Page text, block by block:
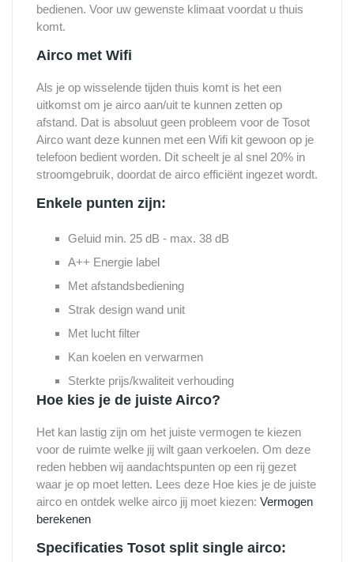
bedienen. Voor uw gewenste klimaat voordat u thuis
komt.
Airco met Wifi
Als je op wisselende tijden thuis komt is het een
uitkomst om je airco aan/uit te kunnen zetten op
afstand. Dat is absoluut geen probleem voor de Tosot
Airco want deze kunnen met een Wifi kit gewoon op je
telefoon bedient worden. Dit scheelt je al snel 20% in
stroomgebruik, doordat de airco efficiënt ingezet wordt.
Enkele punten zijn:
Geluid min. 25 dB - max. 38 dB
A++ Energie label
Met afstandsbediening
Strak design wand unit
Met lucht filter
Kan koelen en verwarmen
Sterkte prijs/kwaliteit verhouding
Hoe kies je de juiste Airco?
Het kan lastig zijn om het juiste vermogen te kiezen
voor de ruimte welke jij wilt gaan verkoelen. Om deze
reden hebben wij aandachtspunten op een rij gezet
waar je op moet letten. Lees deze Hoe kies je de juiste
airco en ontdek welke airco jij moet kiezen: Vermogen
berekenen
Specificaties Tosot split single airco: